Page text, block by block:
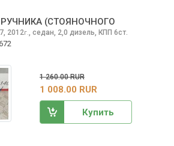
(СТОЯНОЧНОГО
2012г. седан, 2,0 дизель, КПП 6ст.
1 260.00 RUR
1 008.00 RUR
Купить